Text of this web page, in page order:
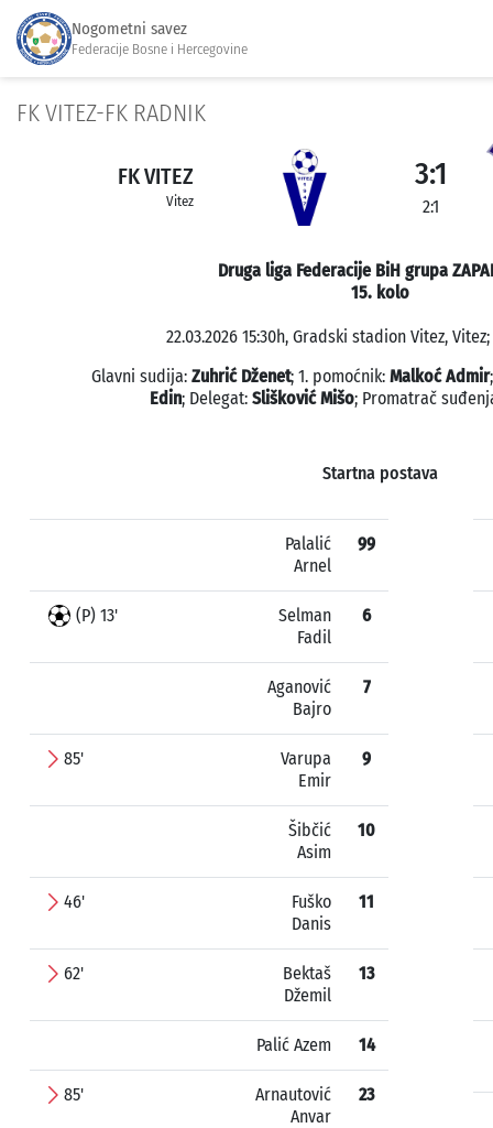
Nogometni savez
Federacije Bosne i Hercegovine
FK VITEZ-FK RADNIK
FK VITEZ
Vitez
3:1
2:1
Druga liga Federacije BiH grupa
15. kolo
22.03.2026 15:30h, Gradski stadion Vitez,
Glavni sudija: Zuhrić Dženet; 1. pomoćnik: Malkoć Admir
Edin; Delegat: Slišković Mišo; Promatrač
Startna postava
Palalić
Arnel
99
(P) 13'
Selman
Fadil
6
Aganović
Bajro
7
85'
Varupa
Emir
9
Šibčić
Asim
10
46'
Fuško
Danis
11
62'
Bektaš
Džemil
13
Palić Azem 14
85'
Arnautović
Anvar
23